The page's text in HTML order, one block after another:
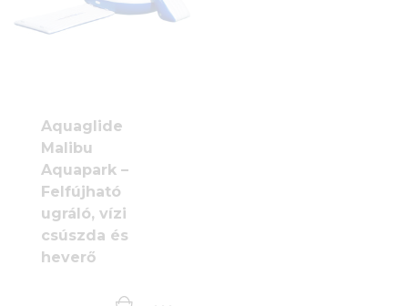
Aquaglide
Malibu
Aquapark –
Felfújható
ugráló, vízi
csúszda és
heverő